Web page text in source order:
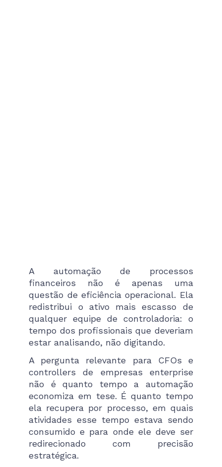
A automação de processos
financeiros não é apenas uma
questão de eficiência operacional. Ela
redistribui o ativo mais escasso de
qualquer equipe de controladoria: o
tempo dos profissionais que deveriam
estar analisando, não digitando.
A pergunta relevante para CFOs e
controllers de empresas enterprise
não é quanto tempo a automação
economiza em tese. É quanto tempo
ela recupera por processo, em quais
atividades esse tempo estava sendo
consumido e para onde ele deve ser
redirecionado com precisão
estratégica.